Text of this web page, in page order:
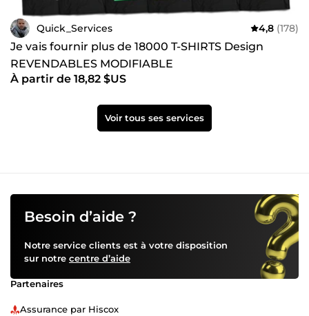
Quick_Services 4,8 (178)
Je vais fournir plus de 18000 T-SHIRTS Design
REVENDABLES MODIFIABLE
À partir de 18,82 $US
Voir tous ses services
Besoin d’aide ?
Notre service clients est à votre disposition
sur notre centre d’aide
Partenaires
Assurance par Hiscox